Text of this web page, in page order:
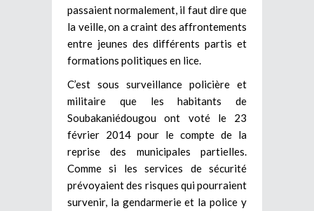
passaient normalement, il faut dire que
la veille, on a craint des affrontements
entre jeunes des différents partis et
formations politiques en lice.
C’est sous surveillance policière et
militaire que les habitants de
Soubakaniédougou ont voté le 23
février 2014 pour le compte de la
reprise des municipales partielles.
Comme si les services de sécurité
prévoyaient des risques qui pourraient
survenir, la gendarmerie et la police y